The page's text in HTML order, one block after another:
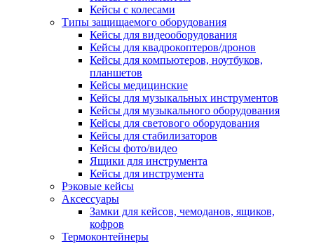
Кейсы с колесами
Типы защищаемого оборудования
Кейсы для видеооборудования
Кейсы для квадрокоптеров/дронов
Кейсы для компьютеров, ноутбуков,
планшетов
Кейсы медицинские
Кейсы для музыкальных инструментов
Кейсы для музыкального оборудования
Кейсы для светового оборудования
Кейсы для стабилизаторов
Кейсы фото/видео
Ящики для инструмента
Кейсы для инструмента
Рэковые кейсы
Аксессуары
Замки для кейсов, чемоданов, ящиков,
кофров
Термоконтейнеры